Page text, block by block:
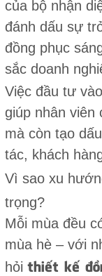
của bộ nhận
đánh dấu sự
đồng phục
sắc doanh
Việc đầu tư vào
giúp nhân viên
mà còn tạo
tác, khách
Vì sao xu
trọng?
Mỗi mùa đều
mùa hè – với
hỏi thiết kế